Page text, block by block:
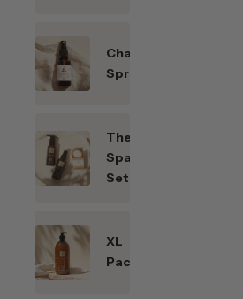
Chakren-
Sprays
Themen-
Spar-
Sets
XL
Packungen